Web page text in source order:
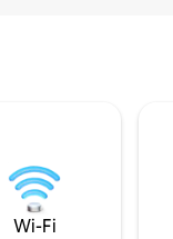
Wi-Fi